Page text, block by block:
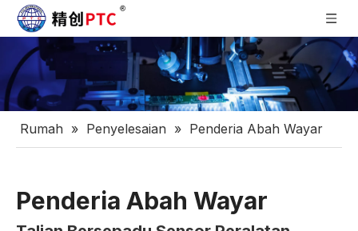
Rumah » Penyelesaian » Penderia Abah Wayar
Penderia Abah Wayar